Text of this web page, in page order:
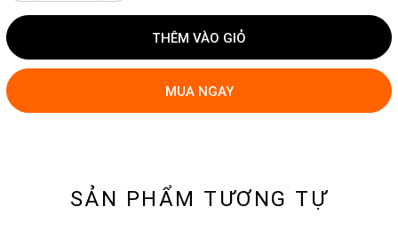
THÊM VÀO GIỎ
MUA NGAY
SẢN PHẨM TƯƠNG TỰ